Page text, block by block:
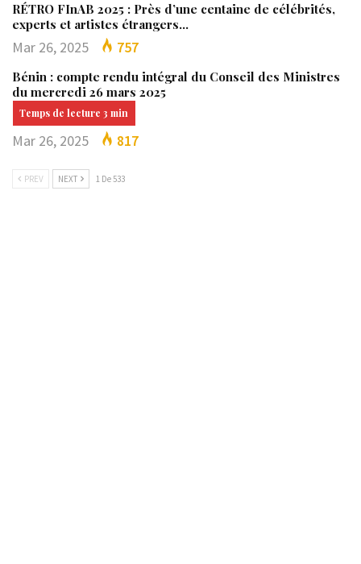
RÉTRO FInAB 2025 : Près d’une centaine de célébrités,
experts et artistes étrangers…
Mar 26, 2025 757
Bénin : compte rendu intégral du Conseil des Ministres
du mercredi 26 mars 2025
Mar 26, 2025 817
PREV NEXT 1 De 533